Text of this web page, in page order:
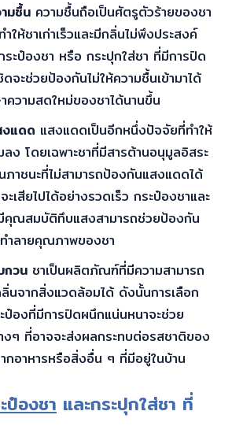
มชื้น ความชื้นถือเป็นศัตรูตัวร้ายของชา
ำให้ชาเก่าเร็วและมีกลิ่นไม่พึงประสงค์
ะป๋องชา หรือ กระปุกใส่ชา ที่มีการปิด
จะช่วยป้องกันไม่ให้ความชื้นเข้ามาได้
ความสดใหม่ของชาได้นานขึ้น
แดด แสงแดดเป็นอีกหนึ่งปัจจัยที่ทำให้
ลง โดยเฉพาะชาที่มีสารต้านอนุมูลอิสระ
นภาชนะที่ไม่สามารถป้องกันแสงแดดได้
เสียไปได้อย่างรวดเร็ว กระป๋องชาและ
คุณสมบัติทึบแสงสามารถช่วยป้องกัน
ำลายคุณภาพของชา
กวน ชาเป็นผลิตภัณฑ์ที่มีความสามารถ
นจากสิ่งแวดล้อมได้ ดังนั้นการเลือก
ป๋องที่มีการปิดผนึกแน่นหนาจะช่วย
ๆ ที่อาจจะส่งผลกระทบต่อรสชาติของ
กอาหารหรือสิ่งอื่น ๆ ที่มีอยู่ในบ้าน
ป๋องชา และกระปุกใส่ชา ที่